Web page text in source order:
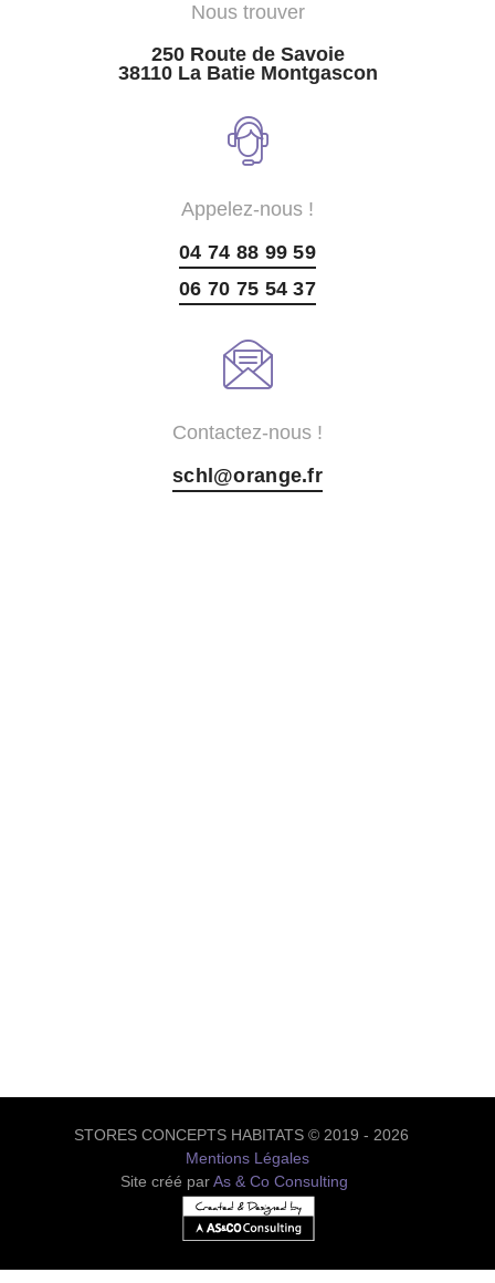
Nous trouver
250 Route de Savoie
38110 La Batie Montgascon
Appelez-nous !
04 74 88 99 59
06 70 75 54 37
Contactez-nous !
schl@orange.fr
STORES CONCEPTS HABITATS © 2019 - 2026
Mentions Légales
Site créé parAs & Co Consulting